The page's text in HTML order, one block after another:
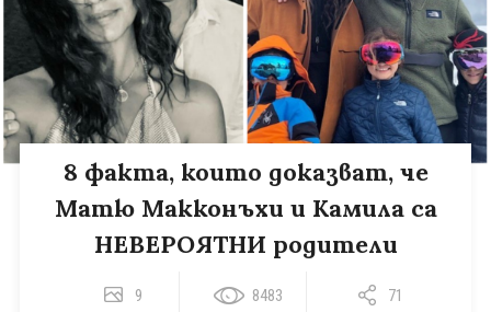
8 факта, които доказват, че
Матю Макконъхи и Камила са
НЕВЕРОЯТНИ родители
9 8483 71